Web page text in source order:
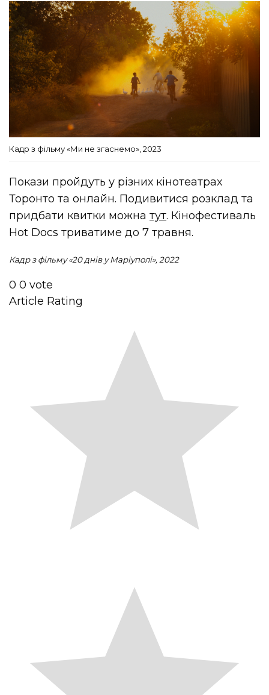
Кадр з фільму «Ми не згаснемо», 2023
Покази пройдуть у різних кінотеатрах
Торонто та онлайн. Подивитися розклад та
придбати квитки можнатут. Кінофестиваль
Hot Docs триватиме до 7 травня.
Кадр з фільму «20 днів у Маріуполі», 2022
0 0 vote
Article Rating